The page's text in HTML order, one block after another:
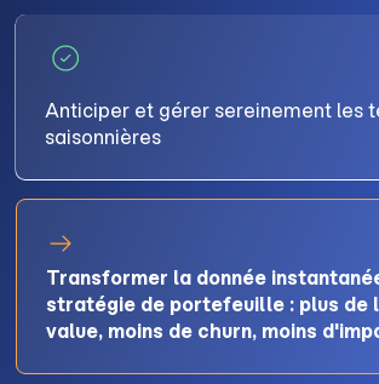
Anticiper et gérer sereinement les
saisonnières
Transformer la donnée
stratégie de portefeuille : plus de
value, moins de churn, moins